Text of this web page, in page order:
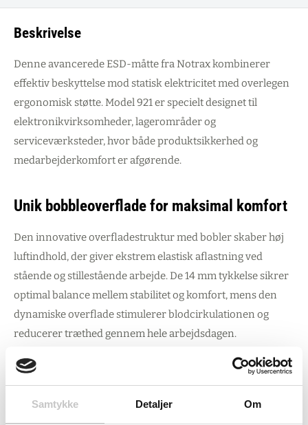
Samtykke Detaljer Om
Beskrivelse
Denne avancerede ESD-måtte fra Notrax kombinerer
effektiv beskyttelse mod statisk elektricitet med overlegen
ergonomisk støtte. Model 921 er specielt designet til
elektronikvirksomheder, lagerområder og
serviceværksteder, hvor både produktsikkerhed og
medarbejderkomfort er afgørende.
Unik bobbleoverflade for maksimal komfort
Den innovative overfladestruktur med bobler skaber høj
luftindhold, der giver ekstrem elastisk aflastning ved
stående og stillestående arbejde. De 14 mm tykkelse sikrer
optimal balance mellem stabilitet og komfort, mens den
dynamiske overflade stimulerer blodcirkulationen og
reducerer træthed gennem hele arbejdsdagen.
ESD-funktionen modvirker effektivt statisk elektricitet og
beskytter elektronisk følsomt udstyr mod skade ved
elektrostatisk udladning. Dette gør måtten særligt velegnet